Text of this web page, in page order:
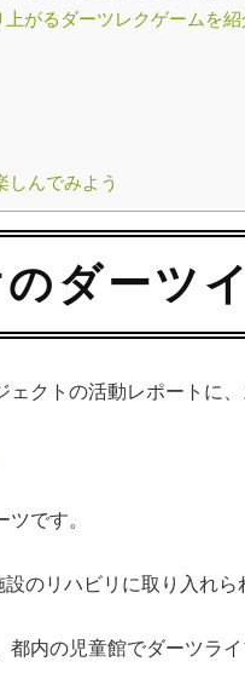
がるダーツレクゲームを
んでみよう
ダーツ
クトの活動レポートに
です。
のリハビリに取り入れら
内の児童館でダーツライ